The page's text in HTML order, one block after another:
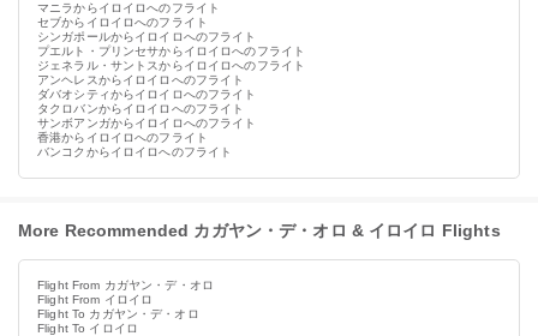
マニラからイロイロへのフライト
セブからイロイロへのフライト
シンガポールからイロイロへのフライト
プエルト・プリンセサからイロイロへのフライト
ジェネラル・サントスからイロイロへのフライト
アンヘレスからイロイロへのフライト
ダバオシティからイロイロへのフライト
タクロバンからイロイロへのフライト
サンボアンガからイロイロへのフライト
香港からイロイロへのフライト
バンコクからイロイロへのフライト
More Recommended カガヤン・デ・オロ & イロイロ Flights
Flight From カガヤン・デ・オロ
Flight From イロイロ
Flight To カガヤン・デ・オロ
Flight To イロイロ